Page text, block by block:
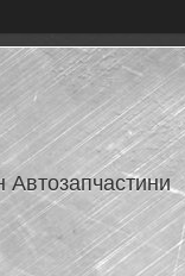
Автозапчастини